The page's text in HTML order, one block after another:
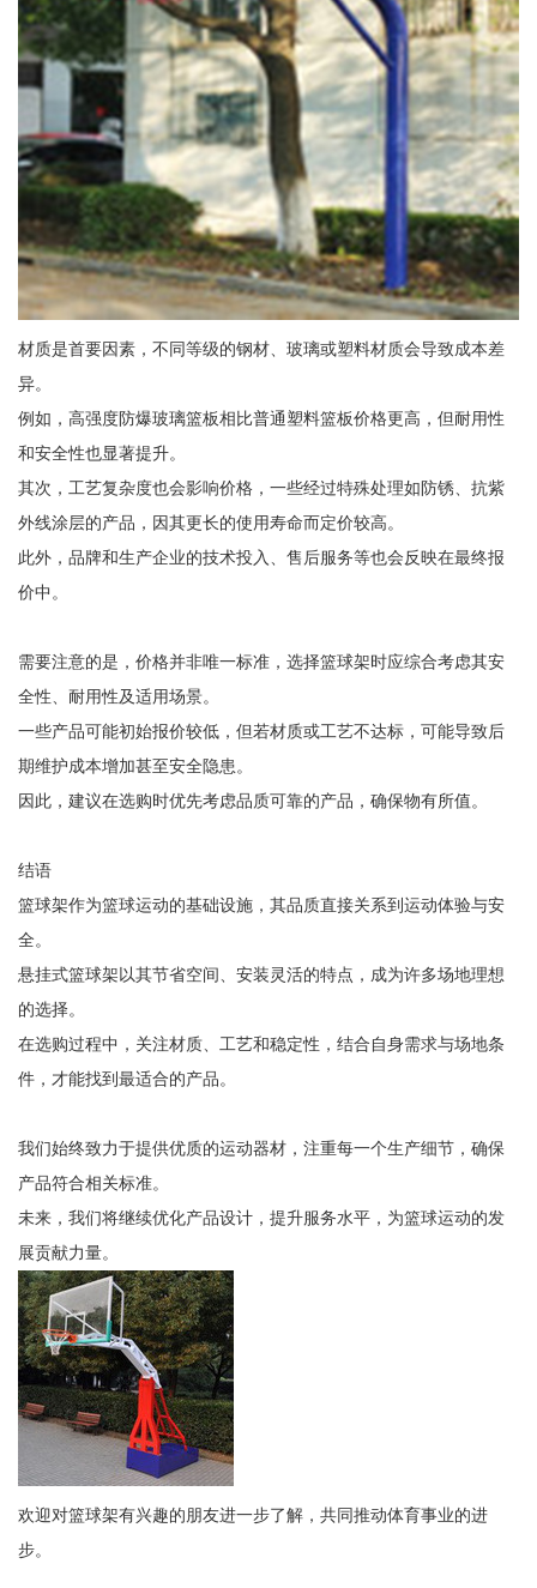
材质是首要因素，不同等级的钢材、玻璃或塑料材质会导致成本差
异。
例如，高强度防爆玻璃篮板相比普通塑料篮板价格更高，但耐用性
和安全性也显著提升。
其次，工艺复杂度也会影响价格，一些经过特殊处理如防锈、抗紫
外线涂层的产品，因其更长的使用寿命而定价较高。
此外，品牌和生产企业的技术投入、售后服务等也会反映在最终报
价中。
需要注意的是，价格并非唯一标准，选择篮球架时应综合考虑其安
全性、耐用性及适用场景。
一些产品可能初始报价较低，但若材质或工艺不达标，可能导致后
期维护成本增加甚至安全隐患。
因此，建议在选购时优先考虑品质可靠的产品，确保物有所值。
结语
篮球架作为篮球运动的基础设施，其品质直接关系到运动体验与安
全。
悬挂式篮球架以其节省空间、安装灵活的特点，成为许多场地理想
的选择。
在选购过程中，关注材质、工艺和稳定性，结合自身需求与场地条
件，才能找到最适合的产品。
我们始终致力于提供优质的运动器材，注重每一个生产细节，确保
产品符合相关标准。
未来，我们将继续优化产品设计，提升服务水平，为篮球运动的发
展贡献力量。
欢迎对篮球架有兴趣的朋友进一步了解，共同推动体育事业的进
步。